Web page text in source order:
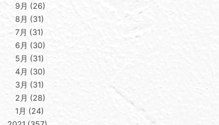
9月
26
8月
31
7月
31
6月
30
5月
31
4月
30
3月
31
2月
28
1月
24